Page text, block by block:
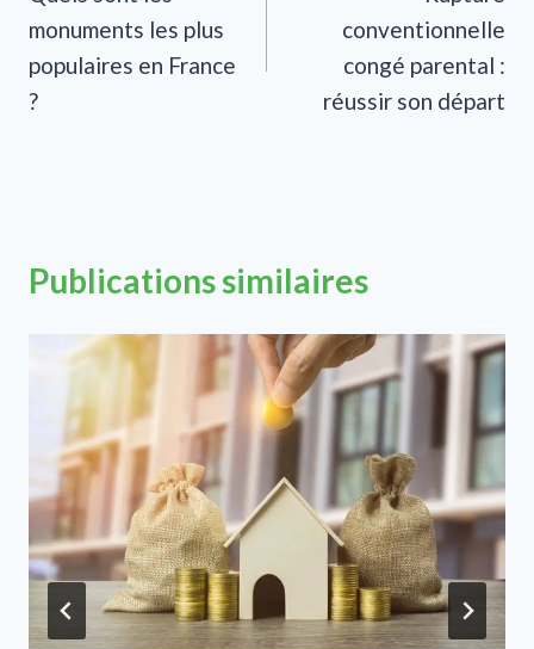
l’article
monuments les plus
populaires en France
?
conventionnelle
congé parental :
réussir son départ
Publications similaires